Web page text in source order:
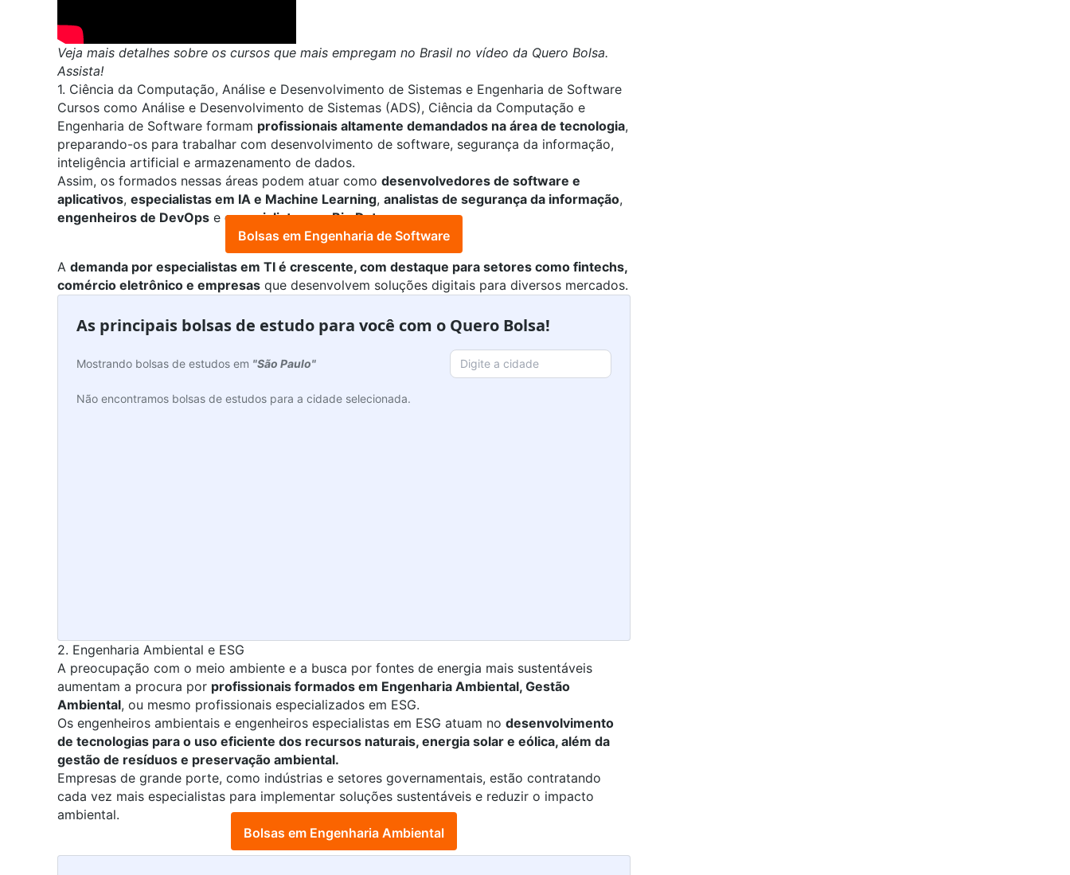
Veja mais detalhes sobre os cursos que mais empregam no Brasil no vídeo da Quero Bolsa.
Assista!
1. Ciência da Computação, Análise e Desenvolvimento de Sistemas e Engenharia de Software
Cursos como Análise e Desenvolvimento de Sistemas (ADS), Ciência da Computação e
Engenharia de Software formam profissionais altamente demandados na área de tecnologia,
preparando-os para trabalhar com desenvolvimento de software, segurança da informação,
inteligência artificial e armazenamento de dados.
Assim, os formados nessas áreas podem atuar como desenvolvedores de software e
aplicativos, especialistas em IA e Machine Learning, analistas de segurança da informação,
engenheiros de DevOps e especialistas em Big Data.
Bolsas em Engenharia de Software
A demanda por especialistas em TI é crescente, com destaque para setores como fintechs,
comércio eletrônico e empresas que desenvolvem soluções digitais para diversos mercados.
As principais bolsas de estudo para você com o Quero Bolsa!
Mostrando bolsas de estudos em "São Paulo"
Não encontramos bolsas de estudos para a cidade selecionada.
2. Engenharia Ambiental e ESG
A preocupação com o meio ambiente e a busca por fontes de energia mais sustentáveis
aumentam a procura por profissionais formados em Engenharia Ambiental, Gestão
Ambiental, ou mesmo profissionais especializados em ESG.
Os engenheiros ambientais e engenheiros especialistas em ESG atuam no desenvolvimento
de tecnologias para o uso eficiente dos recursos naturais, energia solar e eólica, além da
gestão de resíduos e preservação ambiental.
Empresas de grande porte, como indústrias e setores governamentais, estão contratando
cada vez mais especialistas para implementar soluções sustentáveis e reduzir o impacto
ambiental.
Bolsas em Engenharia Ambiental